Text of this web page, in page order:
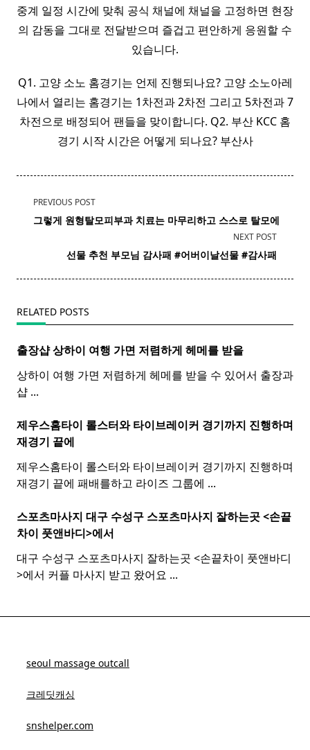
중계 일정 시간에 맞춰 공식 채널에 채널을 고정하면 현장
의 감동을 그대로 전달받으며 즐겁고 편안하게 응원할 수
있습니다.
Q1. 고양 소노 홈경기는 언제 진행되나요? 고양 소노아레
나에서 열리는 홈경기는 1차전과 2차전 그리고 5차전과 7
차전으로 배정되어 팬들을 맞이합니다. Q2. 부산 KCC 홈
경기 시작 시간은 어떻게 되나요? 부산사
<span
class="nav-
text">Page</span>
PREVIOUS POST
그렇게 원형탈모피부과치료는 마무리하고 스스로 탈모에
NEXT POST
선물 추천 부모님 감사패 #어버이날선물 #감사패
RELATED POSTS
출장샵 상하이 여행 가면 저렴하게 헤메를 받을
상하이 여행 가면 저렴하게 헤메를 받을 수 있어서 출장과
샵 ...
제우스홈타이 롤스터와타이브레이커 경기까지 진행하며
재경기 끝에
제우스홈타이 롤스터와 타이브레이커 경기까지 진행하며
재경기 끝에 패배를하고 라이즈 그룹에 ...
스포츠마사지 대구 수성구 스포츠마사지 잘하는곳 <손끝
차이 풋앤바디>에서
대구 수성구 스포츠마사지 잘하는곳 <손끝차이 풋앤바디
>에서 커플 마사지 받고 왔어요 ...
seoul massage outcall
크레딧캐싱
snshelper.com